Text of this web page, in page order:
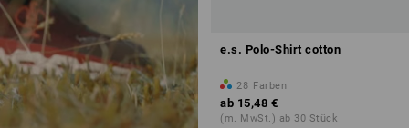
e.s. Polo-Shirt cotton
28 Farben
ab 15,48 €
(m. MwSt.) ab 30 Stück